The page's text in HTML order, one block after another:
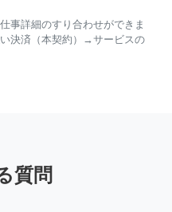
事詳細のすり合わせができま
決済（本契約）→サービスの
質問